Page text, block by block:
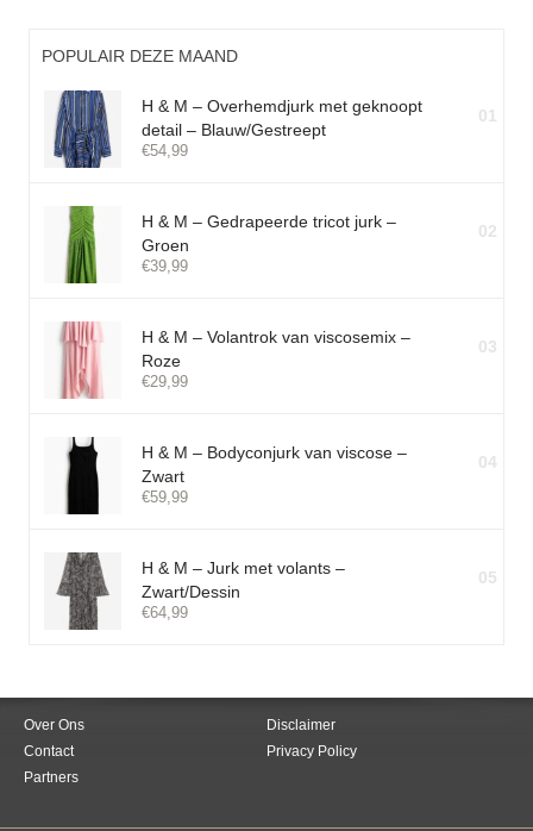
POPULAIR DEZE MAAND
H & M – Overhemdjurk met geknoopt
detail – Blauw/Gestreept
€54,99
01
H & M – Gedrapeerde tricot jurk –
Groen
€39,99
02
H & M – Volantrok van viscosemix –
Roze
€29,99
03
H & M – Bodyconjurk van viscose –
Zwart
€59,99
04
H & M – Jurk met volants –
Zwart/Dessin
€64,99
05
Over Ons
Disclaimer
Contact
Privacy Policy
Partners